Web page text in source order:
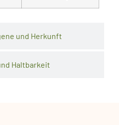
und Herkunft
Haltbarkeit